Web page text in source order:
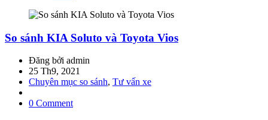
So sánh KIA Soluto và Toyota Vios
Đăng bởi admin
25 Th9, 2021
Chuyên mục so sánh, Tư vấn xe
0 Comment